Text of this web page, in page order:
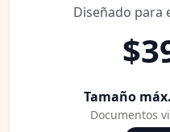
Diseñado para
Tamaño
Documentos